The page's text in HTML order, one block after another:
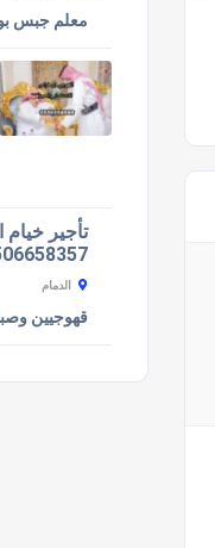
معلم جبس
تأجير خيام
0506658357 عقود لمبات
الدمام
قهوجيين